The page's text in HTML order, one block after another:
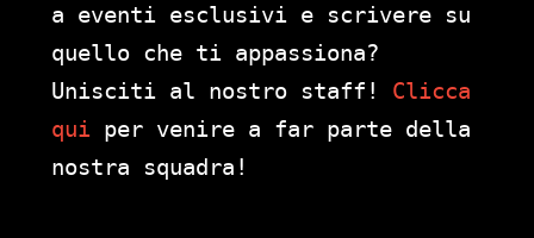
a eventi esclusivi e scrivere su
quello che ti appassiona?
Unisciti al nostro staff! Clicca
qui per venire a far parte della
nostra squadra!